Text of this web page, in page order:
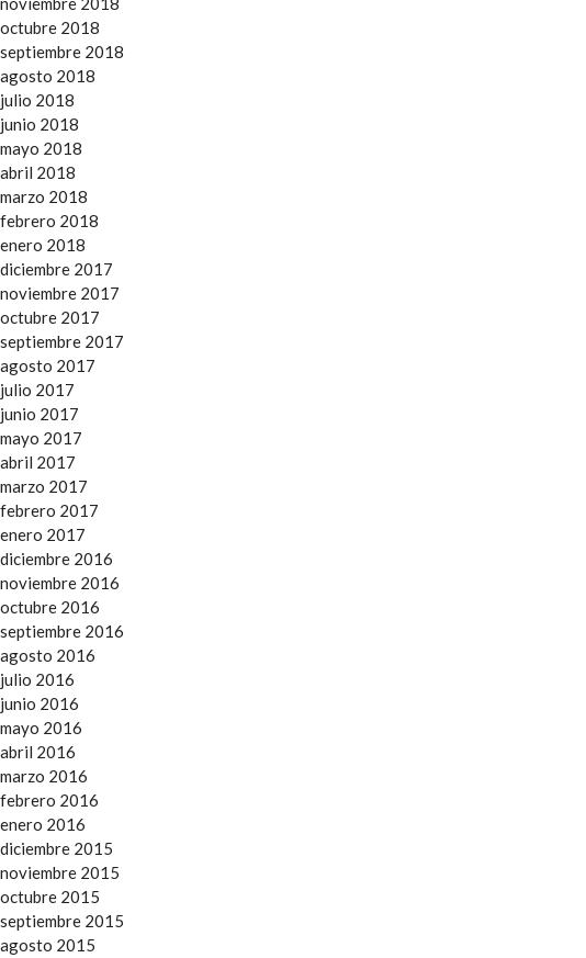
octubre 2018
septiembre 2018
agosto 2018
julio 2018
junio 2018
mayo 2018
abril 2018
marzo 2018
febrero 2018
enero 2018
diciembre 2017
noviembre 2017
octubre 2017
septiembre 2017
agosto 2017
julio 2017
junio 2017
mayo 2017
abril 2017
marzo 2017
febrero 2017
enero 2017
diciembre 2016
noviembre 2016
octubre 2016
septiembre 2016
agosto 2016
julio 2016
junio 2016
mayo 2016
abril 2016
marzo 2016
febrero 2016
enero 2016
diciembre 2015
noviembre 2015
octubre 2015
septiembre 2015
agosto 2015